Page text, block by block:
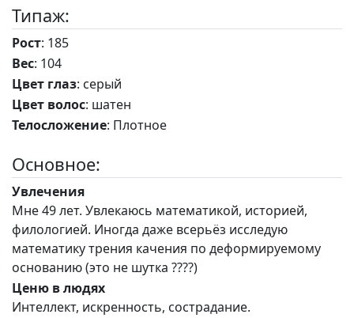
Типаж:
Рост: 185
Вес: 104
Цвет глаз: серый
Цвет волос: шатен
Телосложение: Плотное
Основное:
Увлечения
Мне 49 лет. Увлекаюсь математикой, историей,
филологией. Иногда даже всерьёз исследую
математику трения качения по деформируемому
основанию (это не шутка ????)
Ценю в людях
Интеллект, искренность, сострадание.